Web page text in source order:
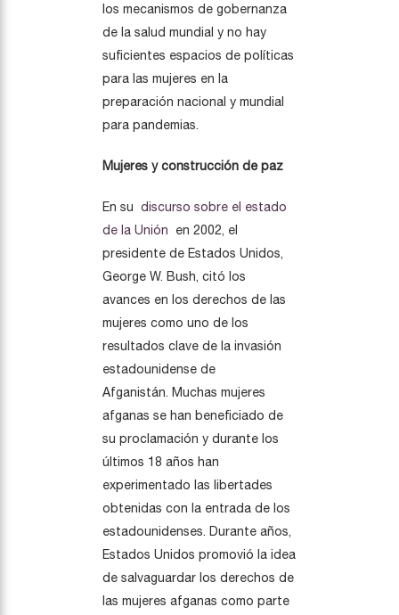
los mecanismos de gobernanza
de la salud mundial y no hay
suficientes espacios de políticas
para las mujeres en la
preparación nacional y mundial
para pandemias.
Mujeres y construcción de paz
En su discurso sobre el estado
de la Unión en 2002, el
presidente de Estados Unidos,
George W. Bush, citó los
avances en los derechos de las
mujeres como uno de los
resultados clave de la invasión
estadounidense de
Afganistán. Muchas mujeres
afganas se han beneficiado de
su proclamación y durante los
últimos 18 años han
experimentado las libertades
obtenidas con la entrada de los
estadounidenses. Durante años,
Estados Unidos promovió la idea
de salvaguardar los derechos de
las mujeres afganas como parte